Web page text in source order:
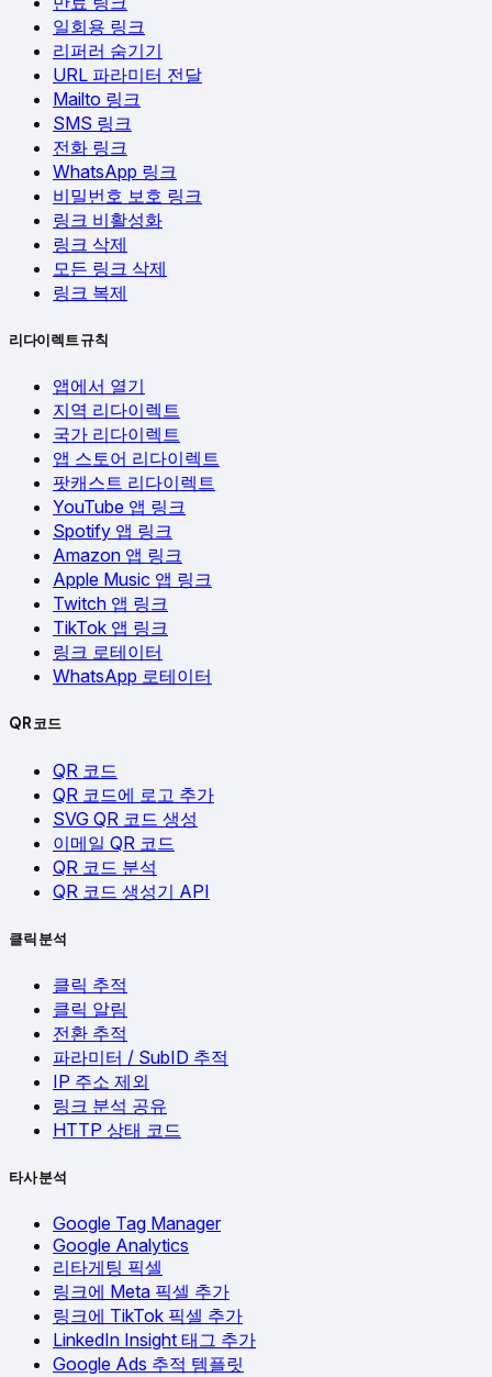
일회용 링크
리퍼러 숨기기
URL 파라미터 전달
Mailto 링크
SMS 링크
전화 링크
WhatsApp 링크
비밀번호 보호 링크
링크 비활성화
링크 삭제
모든 링크 삭제
링크 복제
리다이렉트 규칙
앱에서 열기
지역 리다이렉트
국가 리다이렉트
앱 스토어 리다이렉트
팟캐스트 리다이렉트
YouTube 앱 링크
Spotify 앱 링크
Amazon 앱 링크
Apple Music 앱 링크
Twitch 앱 링크
TikTok 앱 링크
링크 로테이터
WhatsApp 로테이터
QR 코드
QR 코드
QR 코드에 로고 추가
SVG QR 코드 생성
이메일 QR 코드
QR 코드 분석
QR 코드 생성기 API
클릭 분석
클릭 추적
클릭 알림
전환 추적
파라미터 / SubID 추적
IP 주소 제외
링크 분석 공유
HTTP 상태 코드
타사 분석
Google Tag Manager
Google Analytics
리타게팅 픽셀
링크에 Meta 픽셀 추가
링크에 TikTok 픽셀 추가
LinkedIn Insight 태그 추가
Google Ads 추적 템플릿